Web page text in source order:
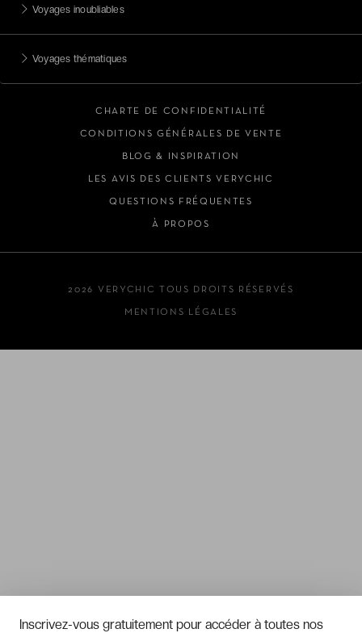
Voyages inoubliables
Voyages thématiques
CHARTE DE CONFIDENTIALITÉ
CONDITIONS GÉNÉRALES DE VENTE
BLOG & INSPIRATION
LES AVIS DES CLIENTS VERYCHIC
QUESTIONS FRÉQUENTES
À PROPOS
2026 VERYCHIC TOUS DROITS RÉSERVÉS
MENTIONS LÉGALES
Inscrivez-vous gratuitement pour accéder à toutes nos